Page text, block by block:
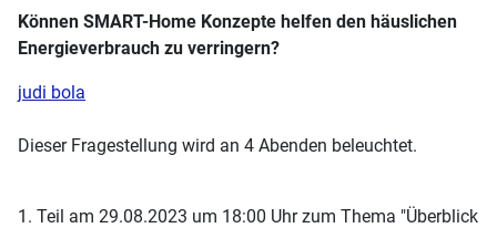
Können SMART-Home Konzepte helfen den häuslichen
Energieverbrauch zu verringern?
judi bola
Dieser Fragestellung wird an 4 Abenden beleuchtet.
1. Teil am 29.08.2023 um 18:00 Uhr zum Thema "Überblick